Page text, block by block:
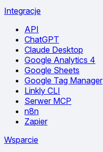
Integracje
API
ChatGPT
Claude Desktop
Google Analytics 4
Google Sheets
Google Tag Manager
Linkly CLI
Serwer MCP
n8n
Zapier
Wsparcie